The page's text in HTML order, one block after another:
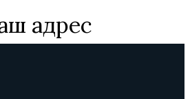
адрес